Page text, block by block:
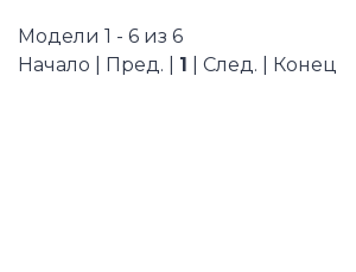
Модели 1 - 6 из 6
Начало | Пред. | 1 | След. | Конец